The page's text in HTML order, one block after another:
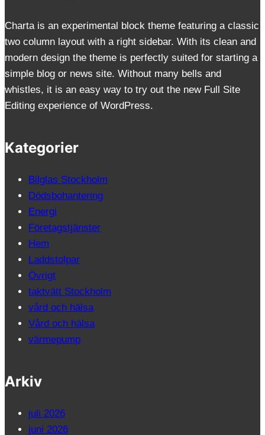
Charta is an experimental block theme featuring a classic
two column layout with a right sidebar. With its clean and
modern design the theme is perfectly suited for starting a
simple blog or news site. Without many bells and
whistles, it is an easy way to try out the new Full Site
Editing experience of WordPress.
Kategorier
Bilglas Stockholm
Dödsbohantering
Energi
Företagstjänster
Hem
Laddstolpar
Övrigt
taktvätt Stockholm
vård och hälsa
Vård och hälsa
värmepump
Arkiv
juli 2026
juni 2026